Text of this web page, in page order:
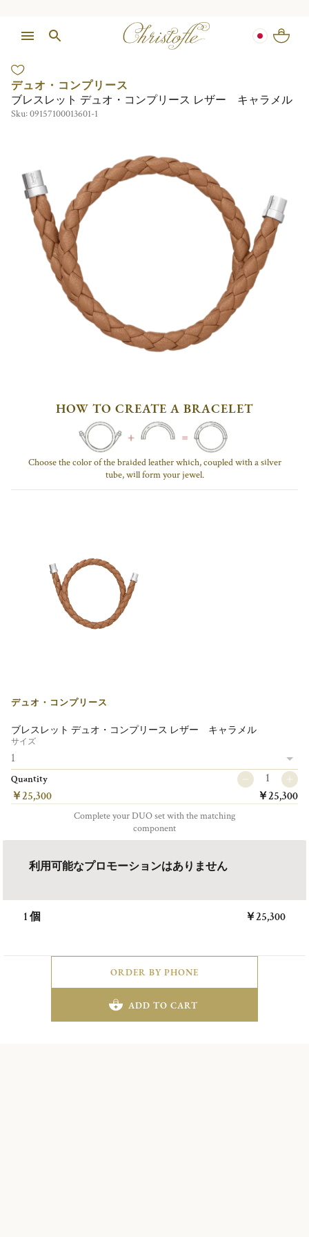
デュオ・コンプリース
ブレスレット デュオ・コンプリース レザー キャラメル
Sku:09157100013601-1
Complice
Duo
Complice
Duo
Complice
Duo
Complice
Duo
Complice
Duo
Complice
Duo
Complice
HOW TO CREATE A BRACELET
Choose the color of the braided leather which, coupled with a silver
tube, will form your jewel.
デュオ・コンプリース
ブレスレット デュオ・コンプリース レザー キャラメル
サイズ
1
Quantity
￥25,300 ￥25,300
Complete your DUO set with the matching
component
利用可能なプロモーションはありません
1個 ￥25,300
ORDER BY PHONE
ADD TO CART